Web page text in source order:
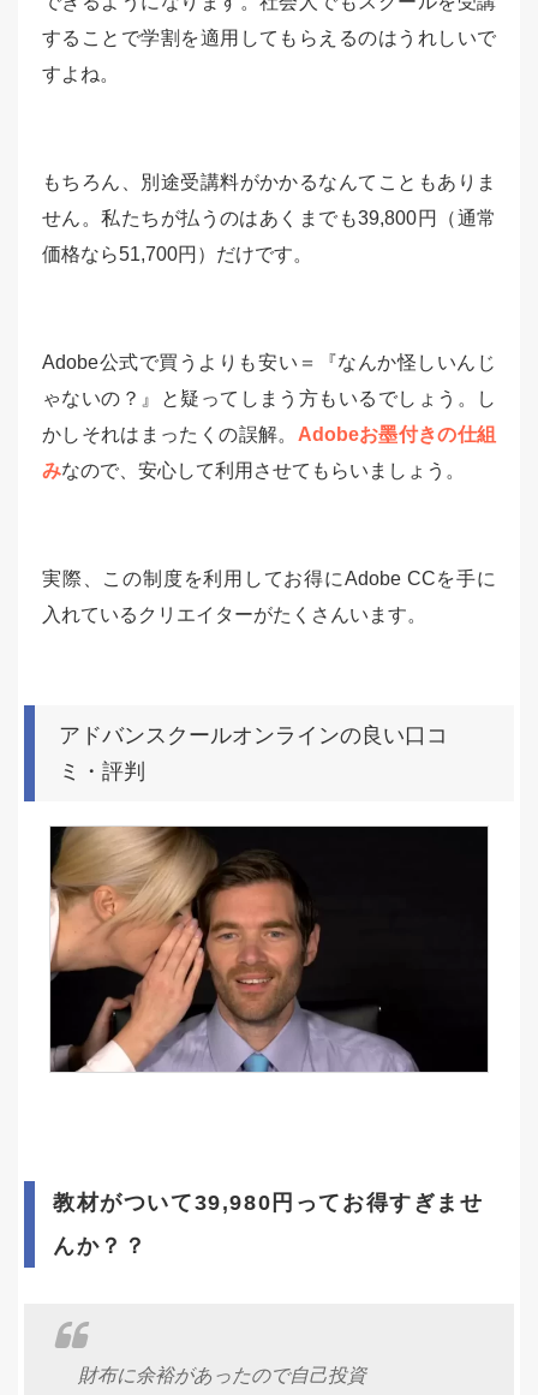
することで学割を適用してもらえるのはうれしいで
すよね。
もちろん、別途受講料がかかるなんてこともありま
せん。私たちが払うのはあくまでも39,800円（通常
価格なら51,700円）だけです。
Adobe公式で買うよりも安い＝『なんか怪しいんじ
ゃないの？』と疑ってしまう方もいるでしょう。し
かしそれはまったくの誤解。 Adobeお墨付きの仕組
みなので、安心して利用させてもらいましょう。
実際、この制度を利用してお得にAdobe CCを手に
入れているクリエイターがたくさんいます。
アドバンスクールオンラインの良い口コ
ミ・評判
教材がついて39,980円ってお得すぎませ
んか？？
財布に余裕があったので自己投資